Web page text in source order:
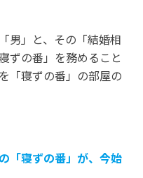
男」と、その「結婚相
ずの番」を務めること
「寝ずの番」の部屋の
「寝ずの番」が、今始